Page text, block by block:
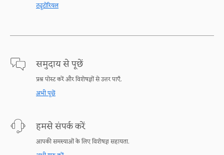
ट्यूटोरियल
समुदाय से पूछें
प्रश्न पोस्ट करें और विशेषज्ञों से उत्तर पाएँ.
अभी पूछें
हमसे संपर्क करें
आपकी समस्याओं के लिए विशेषज्ञ सहायता.